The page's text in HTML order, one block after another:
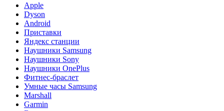
Apple
Dyson
Android
Приставки
Яндекс станции
Наушники Samsung
Наушники Sony
Наушники OnePlus
Фитнес-браслет
Умные часы Samsung
Marshall
Garmin